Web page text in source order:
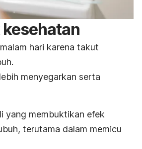
hari karena takut
menyegarkan serta
yang membuktikan efek
terutama dalam memicu